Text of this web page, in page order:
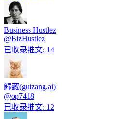
Business Hustlez
@BizHustlez
已收录推文: 14
歸藏(guizang.ai)
@op7418
已收录推文: 12